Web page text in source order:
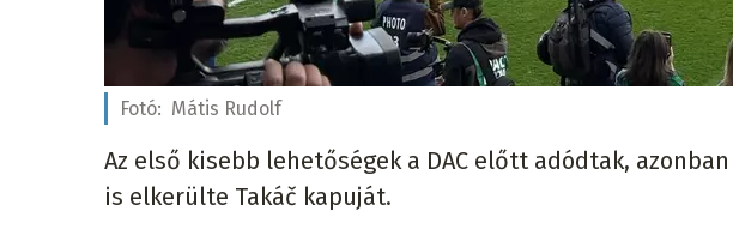
Fotó: Mátis Rudolf
Az első kisebb lehetőségek a DAC előtt adódtak,
is elkerülte Takáč kapuját.